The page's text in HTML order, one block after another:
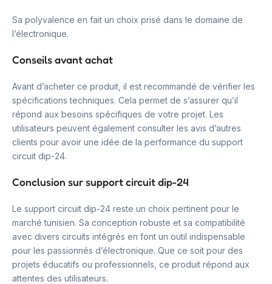
Sa polyvalence en fait un choix prisé dans le domaine de
l’électronique.
Conseils avant achat
Avant d’acheter ce produit, il est recommandé de vérifier les
spécifications techniques. Cela permet de s’assurer qu’il
répond aux besoins spécifiques de votre projet. Les
utilisateurs peuvent également consulter les avis d’autres
clients pour avoir une idée de la performance du support
circuit dip-24.
Conclusion sur support circuit dip-24
Le support circuit dip-24 reste un choix pertinent pour le
marché tunisien. Sa conception robuste et sa compatibilité
avec divers circuits intégrés en font un outil indispensable
pour les passionnés d’électronique. Que ce soit pour des
projets éducatifs ou professionnels, ce produit répond aux
attentes des utilisateurs.